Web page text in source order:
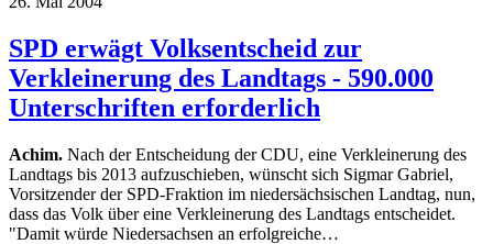
SPD erwägt Volksentscheid zur
Verkleinerung des Landtags - 590.000
Unterschriften erforderlich
Achim. Nach der Entscheidung der CDU, eine Verkleinerung des
Landtags bis 2013 aufzuschieben, wünscht sich Sigmar Gabriel,
Vorsitzender der SPD-Fraktion im niedersächsischen Landtag, nun,
dass das Volk über eine Verkleinerung des Landtags entscheidet.
"Damit würde Niedersachsen an erfolgreiche…